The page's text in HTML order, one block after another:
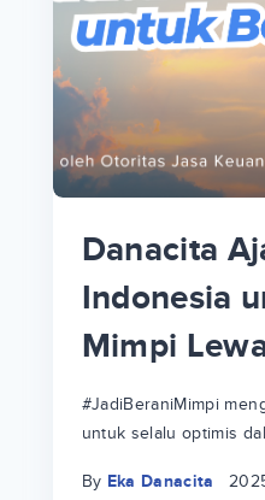
Danacita
Indonesia
Mimpi
#JadiBeraniMimpi
untuk selalu optimis
By Eka Danacita